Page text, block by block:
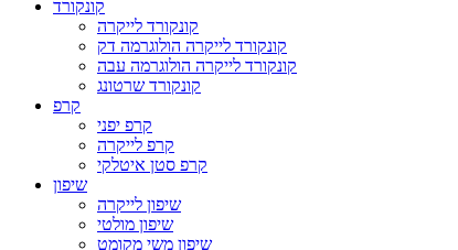
קונקורד
קונקורד לייקרה
קונקורד לייקרה הולוגרמה דק
קונקורד לייקרה הולוגרמה עבה
קונקורד שרטונג
קרפ
קרפ יפני
קרפ לייקרה
קרפ סטן איטלקי
שיפון
שיפון לייקרה
שיפון מולטי
שיפון משי מקומט